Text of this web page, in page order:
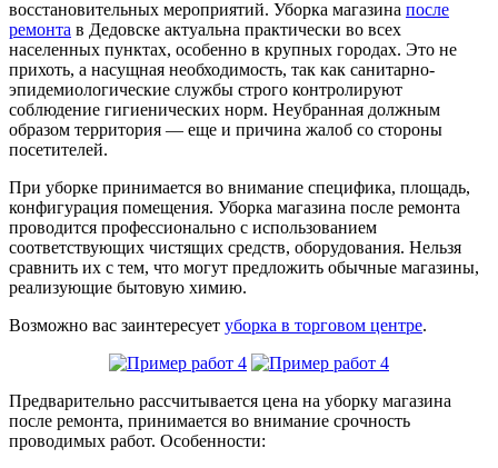
восстановительных мероприятий. Уборка магазина после
ремонта в Дедовске актуальна практически во всех
населенных пунктах, особенно в крупных городах. Это не
прихоть, а насущная необходимость, так как санитарно-
эпидемиологические службы строго контролируют
соблюдение гигиенических норм. Неубранная должным
образом территория — еще и причина жалоб со стороны
посетителей.
При уборке принимается во внимание специфика, площадь,
конфигурация помещения. Уборка магазина после ремонта
проводится профессионально с использованием
соответствующих чистящих средств, оборудования. Нельзя
сравнить их с тем, что могут предложить обычные магазины,
реализующие бытовую химию.
Возможно вас заинтересует уборка в торговом центре.
Предварительно рассчитывается цена на уборку магазина
после ремонта, принимается во внимание срочность
проводимых работ. Особенности: